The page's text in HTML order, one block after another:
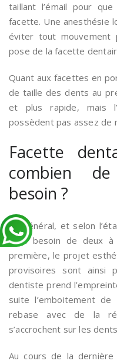
taillant l’émail pour
facette. Une anesthésie
éviter tout mouvement
pose de la facette
Quant aux facettes en
de taille des dents au
et plus rapide, mais
possèdent pas assez de
Facette
combien
besoin ?
En général, et selon
aura besoin de deux
première, le projet
provisoires sont ainsi
dentiste prend
suite l’emboitement
rebase avec de la
s’accrochent sur les
Au cours de la